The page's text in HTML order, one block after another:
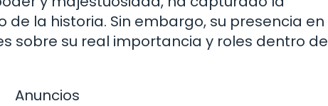
la historia. Sin embargo, su presencia
sobre su real importancia y roles dentro
Anuncios